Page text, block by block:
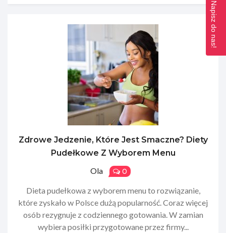
Zdrowe Jedzenie, Które Jest Smaczne? Diety
Pudełkowe Z Wyborem Menu
Ola
0
Dieta pudełkowa z wyborem menu to rozwiązanie,
które zyskało w Polsce dużą popularność. Coraz więcej
osób rezygnuje z codziennego gotowania. W zamian
wybiera posiłki przygotowane przez firmy...
Napisz do nas!